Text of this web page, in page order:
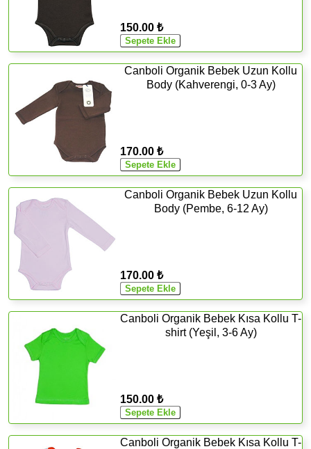
150.00 ₺
Canboli Organik Bebek Uzun Kollu
Body (Kahverengi, 0-3 Ay)
170.00 ₺
Canboli Organik Bebek Uzun Kollu
Body (Pembe, 6-12 Ay)
170.00 ₺
Canboli Organik Bebek Kısa Kollu T-
shirt (Yeşil, 3-6 Ay)
150.00 ₺
Canboli Organik Bebek Kısa Kollu T-